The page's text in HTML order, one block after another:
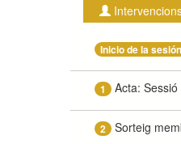
Inicio de la sesión
1 Acta:
2 Sorteig